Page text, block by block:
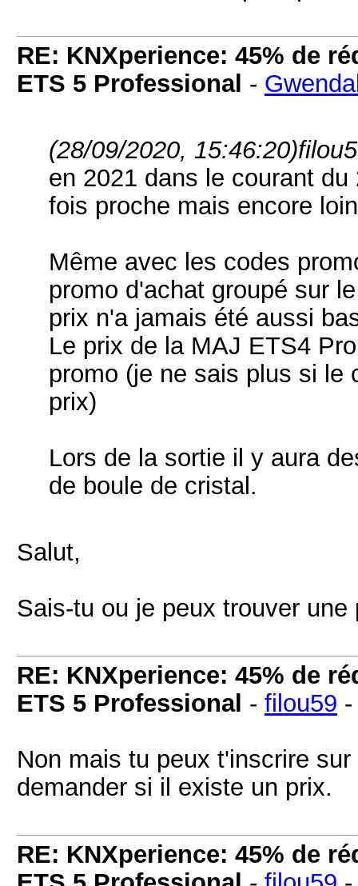
RE: KNXperience: 45% de
ETS 5 Professional -
(28/09/2020, 15:46:20)
en 2021 dans le courant
fois proche mais encore
Même avec les codes
promo d'achat groupé sur
prix n'a jamais été aussi
Le prix de la MAJ ETS4
promo (je ne sais plus si le
prix)
Lors de la sortie il y aura
de boule de cristal.
Salut,
Sais-tu ou je peux trouver
RE: KNXperience: 45% de
ETS 5 Professional - filou59
Non mais tu peux t'inscrire
demander si il existe un prix.
RE: KNXperience: 45% de